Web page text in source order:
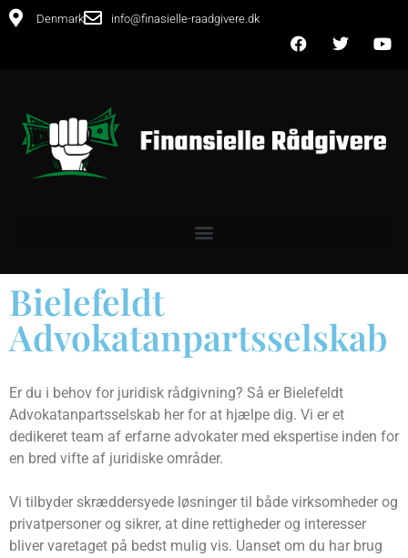
Denmark info@finasielle-raadgivere.dk
Bielefeldt
Advokatanpartsselskab
Er du i behov for juridisk rådgivning? Så er Bielefeldt
Advokatanpartsselskab her for at hjælpe dig. Vi er et
dedikeret team af erfarne advokater med ekspertise inden for
en bred vifte af juridiske områder.
Vi tilbyder skræddersyede løsninger til både virksomheder og
privatpersoner og sikrer, at dine rettigheder og interesser
bliver varetaget på bedst mulig vis. Uanset om du har brug